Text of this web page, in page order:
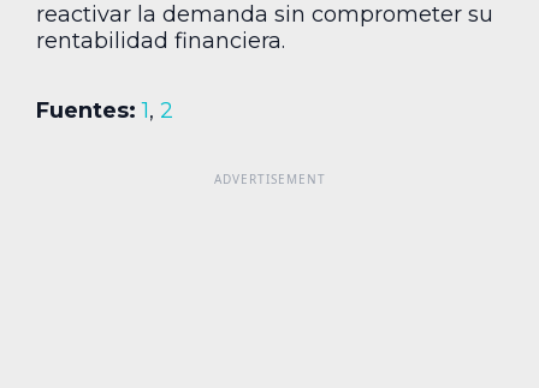
reactivar la demanda sin comprometer su
rentabilidad financiera.
Fuentes: 1, 2